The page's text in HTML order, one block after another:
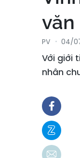
văn
PV 04/
Với giới
nhân